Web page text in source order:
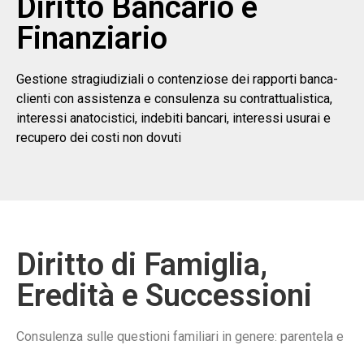
Diritto Bancario e
Finanziario
Gestione stragiudiziali o contenziose dei rapporti banca-
clienti con assistenza e consulenza su contrattualistica,
interessi anatocistici, indebiti bancari, interessi usurai e
recupero dei costi non dovuti
Diritto di Famiglia,
Eredità e Successioni
Consulenza sulle questioni familiari in genere: parentela e